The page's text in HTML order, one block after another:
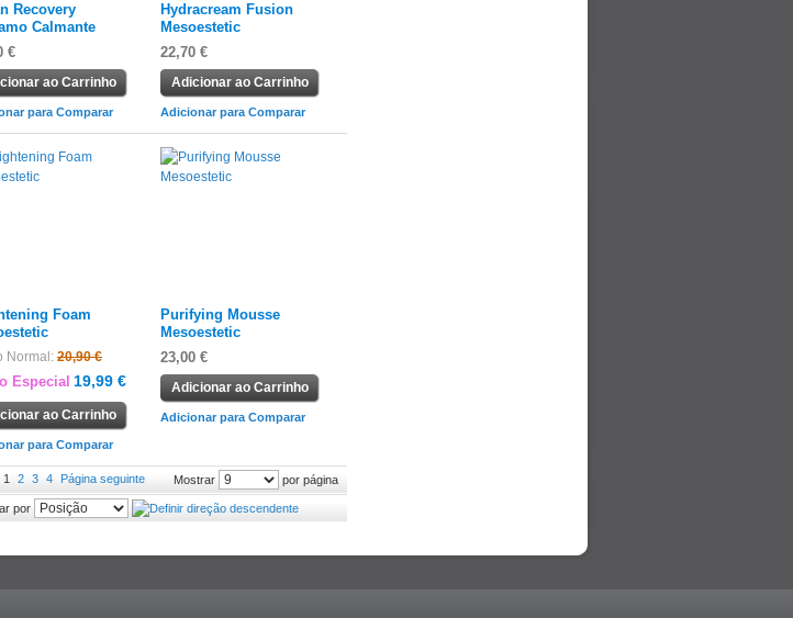
Recovery
Calmante
€
ao Carrinho
para Comparar
Hydracream Fusion
Mesoestetic
22,70 €
Adicionar ao Carrinho
Adicionar para Comparar
Foam
Normal: 20,90 €
Especial 19,99 €
ao Carrinho
para Comparar
Purifying Mousse
Mesoestetic
23,00 €
Adicionar ao Carrinho
Adicionar para Comparar
Mostrar por página
1 2 3 4 Página seguinte
por